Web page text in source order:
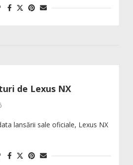
de Lexus NX
lansării sale oficiale, Lexus NX